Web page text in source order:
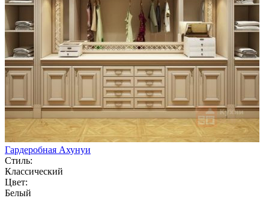
Гардеробная Ахунуи
Стиль:
Классический
Цвет:
Белый